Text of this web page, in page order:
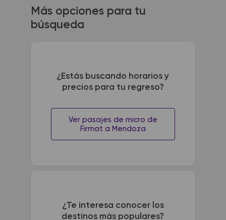
Más opciones para tu
búsqueda
¿Estás buscando horarios y
precios para tu regreso?
Ver pasajes de micro de
Firmat a Mendoza
¿Te interesa conocer los
destinos más populares?